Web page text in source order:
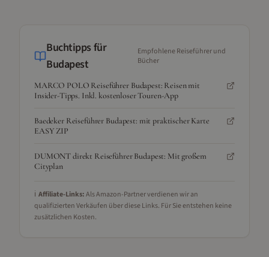
Buchtipps für
Budapest
Empfohlene Reiseführer und
Bücher
MARCO POLO Reiseführer Budapest: Reisen mit
Insider-Tipps. Inkl. kostenloser Touren-App
Baedeker Reiseführer Budapest: mit praktischer Karte
EASY ZIP
DUMONT direkt Reiseführer Budapest: Mit großem
Cityplan
ℹ️ Affiliate-Links:Als Amazon-Partner verdienen wir an
qualifizierten Verkäufen über diese Links. Für Sie entstehen keine
zusätzlichen Kosten.